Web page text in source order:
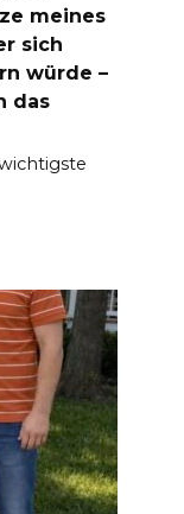
meines
sich
würde –
das